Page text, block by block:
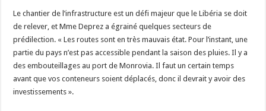
Le chantier de l’infrastructure est un défi majeur que le Libéria se doit
de relever, et Mme Deprez a égrainé quelques secteurs de
prédilection. « Les routes sont en très mauvais état. Pour l’instant, une
partie du pays n’est pas accessible pendant la saison des pluies. Il y a
des embouteillages au port de Monrovia. Il faut un certain temps
avant que vos conteneurs soient déplacés, donc il devrait y avoir des
investissements ».